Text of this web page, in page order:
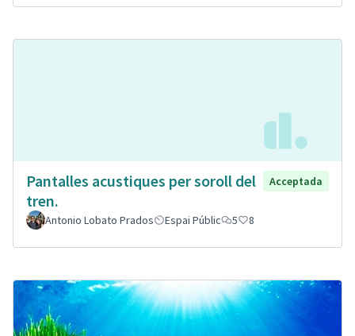
Pantalles acustiques per soroll del
tren.
Acceptada
Antonio Lobato Prados Espai Públic 5 8